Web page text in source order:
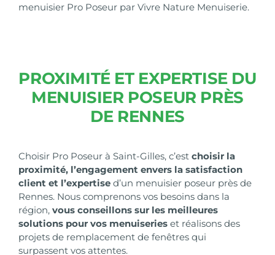
menuisier Pro Poseur par Vivre Nature Menuiserie.
PROXIMITÉ ET EXPERTISE DU
MENUISIER POSEUR PRÈS
DE RENNES
Choisir Pro Poseur à Saint-Gilles, c’est choisir la
proximité, l’engagement envers la satisfaction
client et l’expertised’un menuisier poseur près de
Rennes. Nous comprenons vos besoins dans la
région, vous conseillons sur les meilleures
solutions pour vos menuiserieset réalisons des
projets de remplacement de fenêtres qui
surpassent vos attentes.